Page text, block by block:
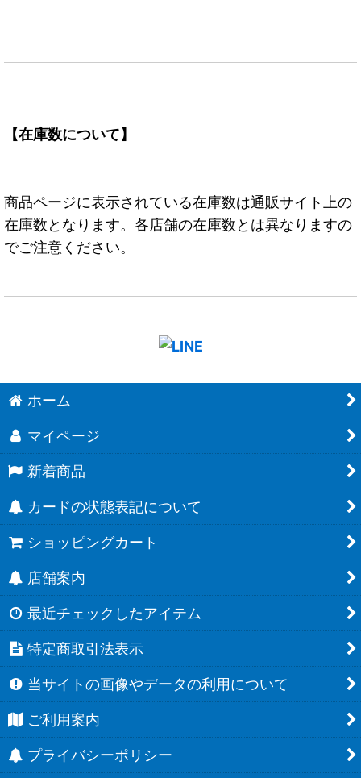
【在庫数について】
商品ページに表示されている在庫数は通販サイト上の
在庫数となります。各店舗の在庫数とは異なりますの
でご注意ください。
ホーム
マイページ
新着商品
カードの状態表記について
ショッピングカート
店舗案内
最近チェックしたアイテム
特定商取引法表示
当サイトの画像やデータの利用について
ご利用案内
プライバシーポリシー